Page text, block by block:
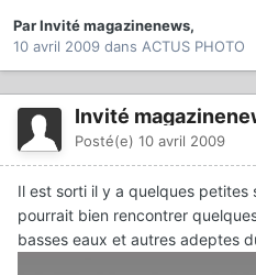
ParInvité magazinenews,
10 avril 2009 dans ACTUS PHOTO
Invité
Posté(e) 10 avril 2009
Il est sorti il y a quelques petites
pourrait bien rencontrer
basses eaux et autres adeptes